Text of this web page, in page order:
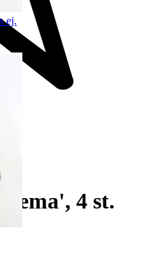
4 st.
ej.